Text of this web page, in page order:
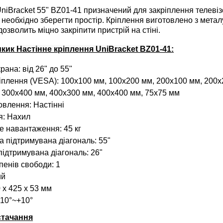
55" BZ01-41 призначений для закріплення
зберегти простір. Кріплення виготовлено з
міцно закріпити пристрій на стіні.
Настінне кріплення UniBracket BZ01-41:
від 26" до 55"
(VESA): 100x100 мм, 100x200 мм, 200x100 мм,
мм, 400x300 мм, 400x400 мм, 75x75 мм
Настінні
Нахил
навантаження: 45 кг
підтримувана діагональ: 55"
діагональ: 26"
свободи: 1
x 425 x 53 мм